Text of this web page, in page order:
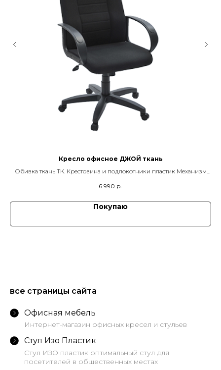
Кресло офисное ДЖОЙ ткань
Обивка ткань ТК. Крестовина и подлокотники пластик Механизм
6 990 р.
Покупаю
все страницы сайта
Офисная мебель
Интернет-магазин офисных кресел и стульев
Стул Изо Пластик
Стул ИЗО пластик оптимальный стул для
посетителей в общественных местах